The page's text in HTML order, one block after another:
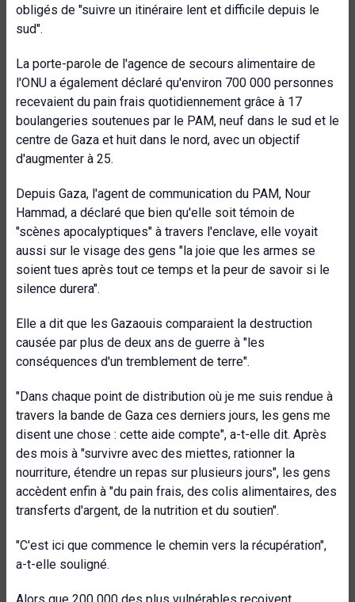
obligés de "suivre un itinéraire lent et difficile depuis le
sud".
La porte-parole de l'agence de secours alimentaire de
l'ONU a également déclaré qu'environ 700 000 personnes
recevaient du pain frais quotidiennement grâce à 17
boulangeries soutenues par le PAM, neuf dans le sud et le
centre de Gaza et huit dans le nord, avec un objectif
d'augmenter à 25.
Depuis Gaza, l'agent de communication du PAM, Nour
Hammad, a déclaré que bien qu'elle soit témoin de
"scènes apocalyptiques" à travers l'enclave, elle voyait
aussi sur le visage des gens "la joie que les armes se
soient tues après tout ce temps et la peur de savoir si le
silence durera".
Elle a dit que les Gazaouis comparaient la destruction
causée par plus de deux ans de guerre à "les
conséquences d'un tremblement de terre".
"Dans chaque point de distribution où je me suis rendue à
travers la bande de Gaza ces derniers jours, les gens me
disent une chose : cette aide compte", a-t-elle dit. Après
des mois à "survivre avec des miettes, rationner la
nourriture, étendre un repas sur plusieurs jours", les gens
accèdent enfin à "du pain frais, des colis alimentaires, des
transferts d'argent, de la nutrition et du soutien".
"C'est ici que commence le chemin vers la récupération",
a-t-elle souligné.